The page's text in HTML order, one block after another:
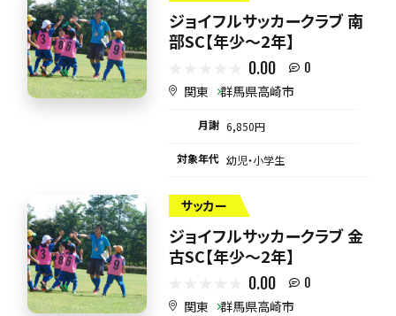
ジョイフルサッカークラブ 南
部SC【年少～2年】
0.00 0
関東 群馬県高崎市
月謝 6,850円
対象年代 幼児・小学生
サッカー
ジョイフルサッカークラブ 金
古SC【年少～2年】
0.00 0
関東 群馬県高崎市